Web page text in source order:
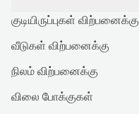
குடியிருப்புகள் விற்பனைக்கு
வீடுகள் விற்பனைக்கு
நிலம் விற்பனைக்கு
விலை போக்குகள்